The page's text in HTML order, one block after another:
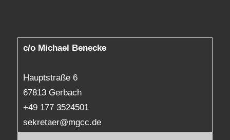
c/o Michael Benecke
Hauptstraße 6
67813 Gerbach
+49 177 3524501
sekretaer@mgcc.de